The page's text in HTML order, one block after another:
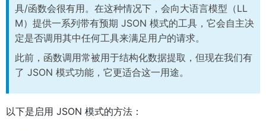
具/函数会很有用。在这种情况下，会向大语言模型（LL
M）提供一系列带有预期 JSON 模式的工具，它会自主决
定是否调用其中任何工具来满足用户的请求。
此前，函数调用常被用于结构化数据提取，但现在我们有
了 JSON 模式功能，它更适合这一用途。
以下是启用 JSON 模式的方法：